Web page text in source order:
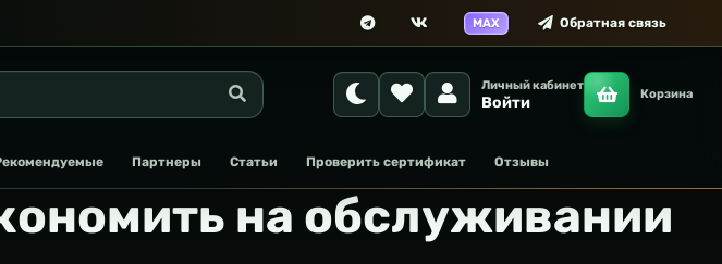
MAX Обратная связь
Личный кабинет
Войти Корзина
Партнеры Статьи Проверить сертификат Отзывы
на обслуживании